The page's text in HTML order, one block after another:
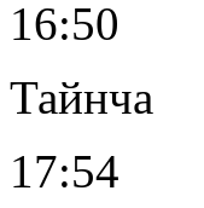
16:50
Тайнча
17:54